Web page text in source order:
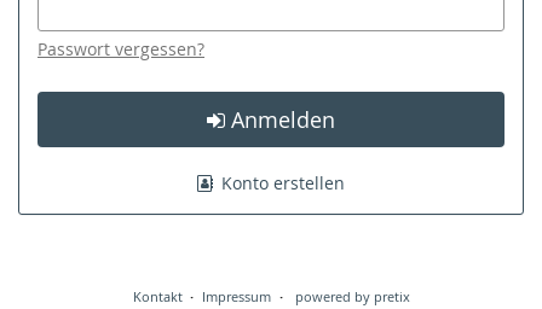
Passwort vergessen?
Anmelden
Konto erstellen
Kontakt Impressum powered by pretix